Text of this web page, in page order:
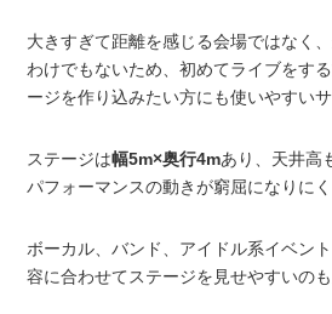
大きすぎて距離を感じる会場ではなく
わけでもないため、初めてライブをす
ージを作り込みたい方にも使いやすいサ
ステージは幅5m×奥行4mあり、天井高
パフォーマンスの動きが窮屈になりにく
ボーカル、バンド、アイドル系イベン
容に合わせてステージを見せやすいのも